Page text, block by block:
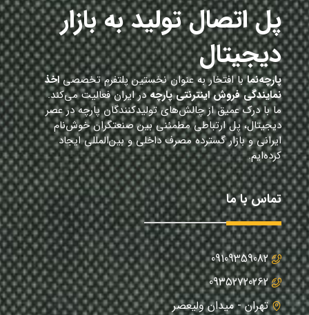
پل اتصال تولید به بازار
دیجیتال
پارچه‌نمابا افتخار به عنوان نخستین پلتفرم تخصصیاخذ
نمایندگی فروش اینترنتی پارچهدر ایران فعالیت می‌کند.
ما با درک عمیق از چالش‌های تولیدکنندگان پارچه در عصر
دیجیتال، پل ارتباطی مطمئنی بین صنعتگران خوش‌نام
ایرانی و بازار گسترده مصرف داخلی و بین‌المللی ایجاد
کرده‌ایم.
تماس با ما
09109359082
09352720262
تهران - میدان ولیعصر